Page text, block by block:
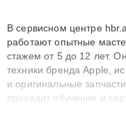
В сервисном центре
работают опытные
стажем от 5 до 12 лет.
техники бренда Apple,
и оригинальные
проходит обучение и